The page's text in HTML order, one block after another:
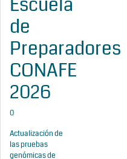
de
Preparadores
CONAFE
2026
0
Actualización de
las pruebas
genómicas de